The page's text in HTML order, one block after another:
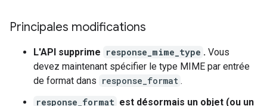
Principales modifications
L'API supprime response_mime_type . Vous
devez maintenant spécifier le type MIME par entrée
de format dans response_format .
response_format est désormais un objet (ou un